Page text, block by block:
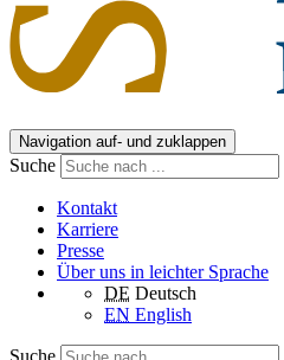
Navigation auf- und zuklappen
Suche
Kontakt
Karriere
Presse
Über uns in leichter Sprache
DE Deutsch
EN English